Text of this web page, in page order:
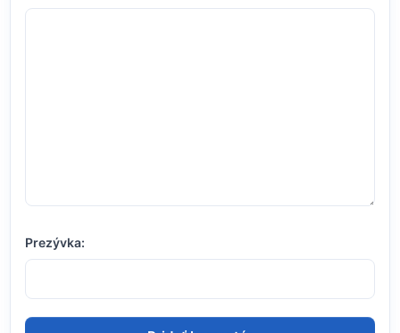
Prezývka: